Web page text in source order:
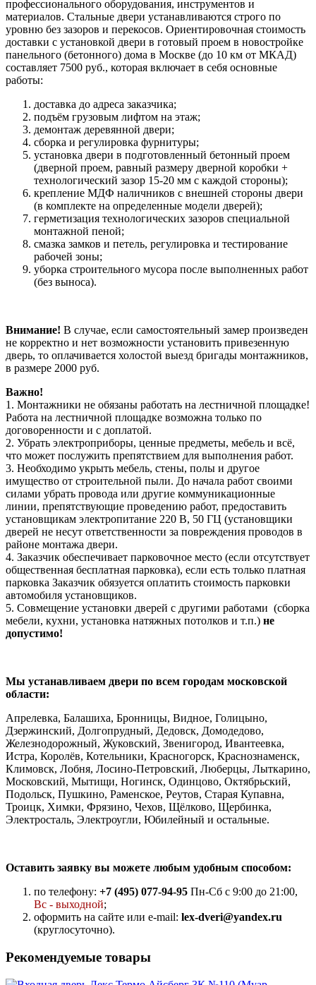
профессионального оборудования, инструментов и
материалов. Стальные двери устанавливаются строго по
уровню без зазоров и перекосов. Ориентировочная стоимость
доставки с установкой двери в готовый проем в новостройке
панельного (бетонного) дома в Москве (до 10 км от МКАД)
составляет 7500 руб., которая включает в себя основные
работы:
доставка до адреса заказчика;
подъём грузовым лифтом на этаж;
демонтаж деревянной двери;
сборка и регулировка фурнитуры;
установка двери в подготовленный бетонный проем
(дверной проем, равный размеру дверной коробки +
технологический зазор 15-20 мм с каждой стороны);
крепление МДФ наличников с внешней стороны двери
(в комплекте на определенные модели дверей);
герметизация технологических зазоров специальной
монтажной пеной;
смазка замков и петель, регулировка и тестирование
рабочей зоны;
уборка строительного мусора после выполненных работ
(без выноса).
Внимание! В случае, если самостоятельный замер произведен
не корректно и нет возможности установить привезенную
дверь, то оплачивается холостой выезд бригады монтажников,
в размере 2000 руб.
Важно!
1. Монтажники не обязаны работать на лестничной площадке!
Работа на лестничной площадке возможна только по
договоренности и с доплатой.
2. Убрать электроприборы, ценные предметы, мебель и всё,
что может послужить препятствием для выполнения работ.
3. Необходимо укрыть мебель, стены, полы и другое
имущество от строительной пыли. До начала работ своими
силами убрать провода или другие коммуникационные
линии, препятствующие проведению работ, предоставить
установщикам электропитание 220 В, 50 ГЦ (установщики
дверей не несут ответственности за повреждения проводов в
районе монтажа двери.
4. Заказчик обеспечивает парковочное место (если отсутствует
общественная бесплатная парковка), если есть только платная
парковка Заказчик обязуется оплатить стоимость парковки
автомобиля установщиков.
5. Совмещение установки дверей с другими работами (сборка
мебели, кухни, установка натяжных потолков и т.п.) не
допустимо!
Мы устанавливаем двери по всем городам московской
области:
Апрелевка, Балашиха, Бронницы, Видное, Голицыно,
Дзержинский, Долгопрудный, Дедовск, Домодедово,
Железнодорожный, Жуковский, Звенигород, Ивантеевка,
Истра, Королёв, Котельники, Красногорск, Краснознаменск,
Климовск, Лобня, Лосино-Петровский, Люберцы, Лыткарино,
Московский, Мытищи, Ногинск, Одинцово, Октябрьский,
Подольск, Пушкино, Раменское, Реутов, Старая Купавна,
Троицк, Химки, Фрязино, Чехов, Щёлково, Щербинка,
Электросталь, Электроугли, Юбилейный и остальные.
Оставить заявку вы можете любым удобным способом:
по телефону: +7 (495) 077-94-95 Пн-Сб с 9:00 до 21:00,
Вс - выходной;
оформить на сайте или e-mail: lex-dveri@yandex.ru
(круглосуточно).
Рекомендуемые товары